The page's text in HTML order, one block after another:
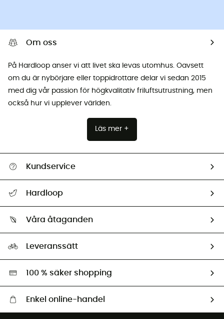
Om oss
På Hardloop anser vi att livet ska levas utomhus. Oavsett
om du är nybörjare eller toppidrottare delar vi sedan 2015
med dig vår passion för högkvalitativ friluftsutrustning, men
också hur vi upplever världen.
Läs mer +
Kundservice
Retur & återbetalning
Hardloop
Ambassadörer
Våra åtaganden
Miljöanpassat urval
Leveranssätt
100 % säker shopping
Enkel online-handel